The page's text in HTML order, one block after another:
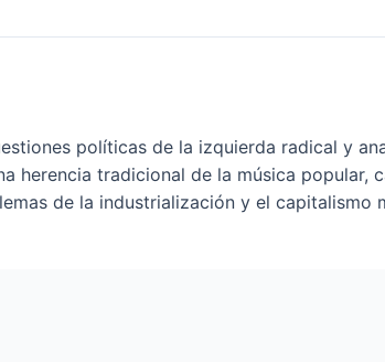
políticas de la izquierda radical y
herencia tradicional de la música
de la industrialización y el capitalismo